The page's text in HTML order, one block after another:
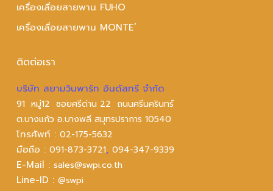
เครื่องเลื่อยสายพาน FUHO
เครื่องเลื่อยสายพาน MONTE’
ติดต่อเรา
บริษัท สยามวินพาร์ท อินดัสทรี จำกัด
91 หมู่12 ซอยศรีด่าน 22 ถนนศรีนครินทร์
ต.บางแก้ว อ.บางพลี สมุทรปราการ 10540
โทรศัพท์ : 02-175-5632
มือถือ : 091-873-3721, 094-347-9339
E-Mail : sales@swpi.co.th
Line-ID : @swpi